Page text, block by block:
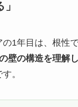
1年目は、根性
壁の構造を理解
。